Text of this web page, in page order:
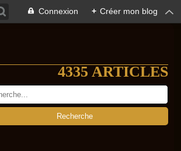
Connexion + Créer mon blog
4335 ARTICLES